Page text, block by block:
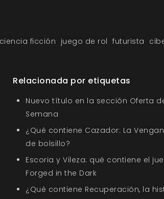
ciencia ficción juego de rol futurista
Relacionada por etiquetas
Nuevo título en la sección Oferta
Semana
¿Qué contiene Cazador: La
de bolsillo?
Escoria y Vileza: qué contiene el
Forged in the Dark
¿Qué contiene Recuperación, la